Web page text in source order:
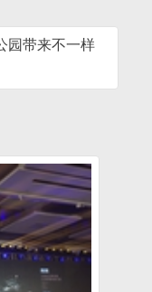
园带来不一样